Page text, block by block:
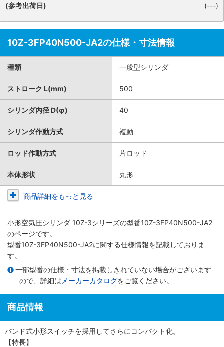
(参考出荷日)
(---)
10Z-3FP40N500-JA2の仕様・寸法情報
種類 一般型シリンダ
ストローク L(mm) 500
シリンダ内径 D(φ) 40
シリンダ作動方式 複動
ロッド作動方式 片ロッド
本体形状 丸形
商品詳細をもっと見る
小形空気圧シリンダ 10Z-3シリーズの型番10Z-3FP40N500-JA2
のページです。
型番10Z-3FP40N500-JA2に関する仕様情報を記載しておりま
す。
一部型番の仕様・寸法を掲載しきれていない場合がございます
ので、詳細は メーカーカタログをご覧ください。
商品情報
バンド式小形スイッチを採用してさらにコンパクト化。
【特長】